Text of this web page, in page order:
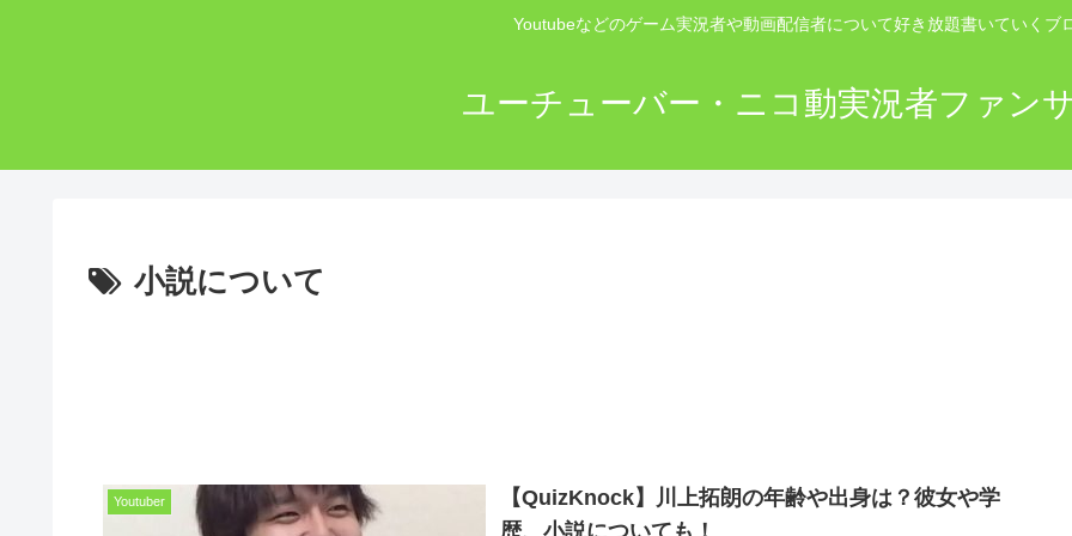
Youtubeなどのゲーム実況者や動画配信者について好き放題書いていくブ
ユーチューバー・ニコ動実況者ファン
小説について
Youtuber
【QuizKnock】川上拓朗の年齢や出身は？彼女や学